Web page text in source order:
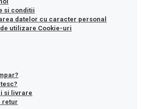
si conditii
datelor cu caracter personal
utilizare Cookie-uri
si livrare
retur